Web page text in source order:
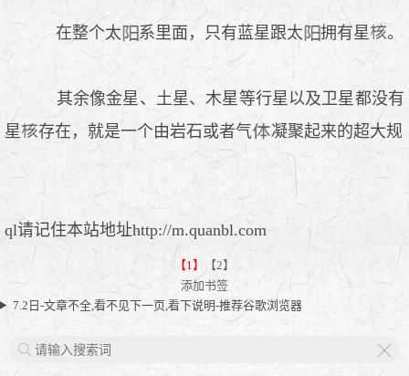
在整个太 系里面，只有蓝星跟太 拥有星 。
其余像金星、土星、木星等行星以及卫星都没有
星
存在，就是一个由岩石或者气 凝聚起来的超大规
ql请记住本站地址http://m.quanbl.com
【1】
【2】
添加书签
7.2日-文章不全,看不见下一页,看下说明-推荐谷歌浏览器